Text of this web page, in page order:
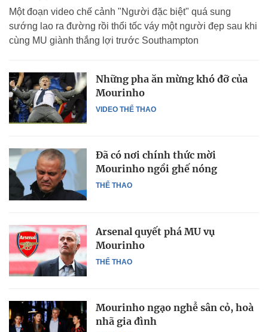
Một đoạn video chế cảnh "Người đặc biệt" quá sung
sướng lao ra đường rồi thổi tốc váy một người đẹp sau khi
cùng MU giành thắng lợi trước Southampton
VIDEO THỂ THAO
Những pha ăn mừng khó đỡ của
Mourinho
THỂ THAO
Đã có nơi chính thức mời
Mourinho ngồi ghế nóng
THỂ THAO
Arsenal quyết phá MU vụ
Mourinho
Mourinho ngạo nghễ sân cỏ, hoà
nhã gia đình